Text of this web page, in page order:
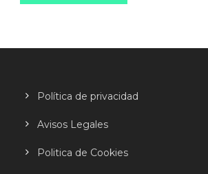
Política de privacidad
Avisos Legales
Politica de Cookies